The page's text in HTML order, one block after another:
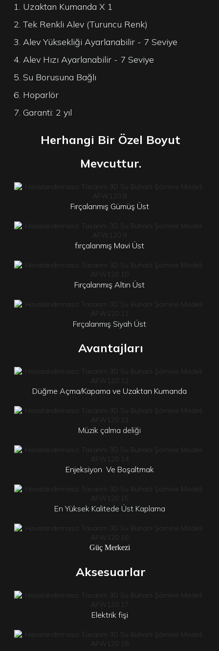
1. Uzaktan Kumanda X 1
2. Tek Renkli Alev (Turuncu Renk)
3. Alev Yüksekliği Ayarlanabilir - 7 Seviye
4. Alev Hızı Ayarlanabilir - 7 Seviye
5. Su Borusuna Bağlı
6. Hoparlör
7. Garanti: 2 yıl
Herhangi Bir Özel Boyut
Mevcuttur.
Fırçalanmış Gümüş Üst
fırçalanmış Mavi Üst
Fırçalanmış Altın Üst
Fırçalanmış Siyah Üst
Avantajları
Düğme Açma/Kapama ve Uzaktan Kumanda
Müzik çalma deliği
Enjeksiyon Ve Boşaltmak
En Yüksek Kalitede Üst Kaplama
Güç Merkezi
Aksesuarlar
Elektrik fişi